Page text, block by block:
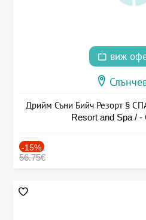
виж
Дрийм Съни Бийч Резорт §
Resort and Spa / -
-15%
56.75€